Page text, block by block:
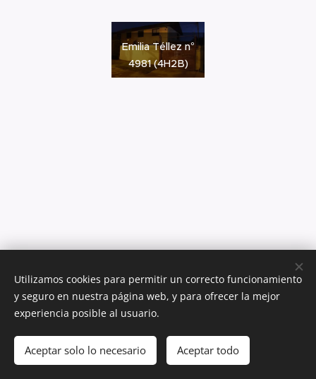
Emilia Téllez n°
4981 (4H2B)
Av. Providencia 1650, Providencia, Región Metropolitana
Contacto Cookies
Utilizamos cookies para permitir un correcto funcionamiento
y seguro en nuestra página web, y para ofrecer la mejor
experiencia posible al usuario.
Aceptar solo lo necesario Aceptar todo